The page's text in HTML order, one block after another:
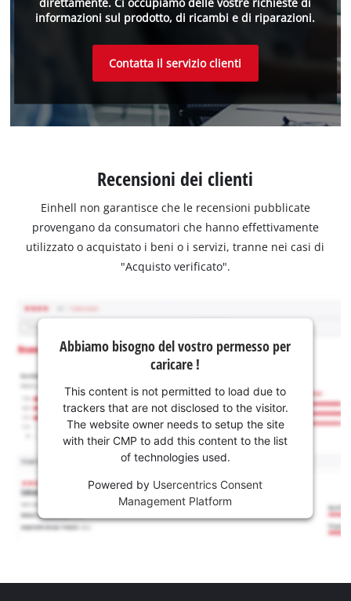
direttamente. Ci occupiamo delle vostre richieste di
informazioni sul prodotto, di ricambi e di riparazioni.
Contatta il servizio clienti
Recensioni dei clienti
Einhell non garantisce che le recensioni pubblicate
provengano da consumatori che hanno effettivamente
utilizzato o acquistato i beni o i servizi, tranne nei casi di
"Acquisto verificato".
Abbiamo bisogno del vostro permesso per
caricare !
This content is not permitted to load due to
trackers that are not disclosed to the visitor.
The website owner needs to setup the site
with their CMP to add this content to the list
of technologies used.
Powered by Usercentrics Consent
Management Platform